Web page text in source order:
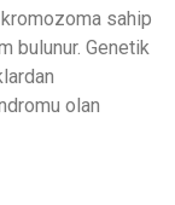
sahip
bulunur. Genetik
olan